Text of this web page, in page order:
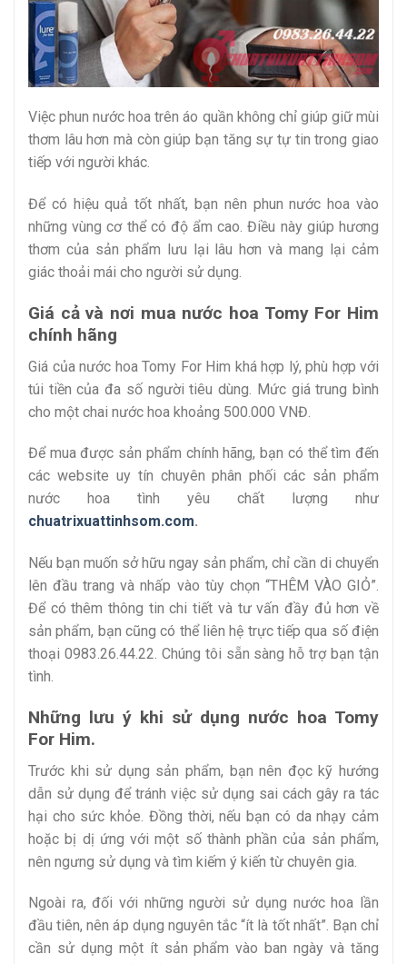
Việc phun nước hoa trên áo quần không chỉ giúp giữ mùi
thơm lâu hơn mà còn giúp bạn tăng sự tự tin trong giao
tiếp với người khác.
Để có hiệu quả tốt nhất, bạn nên phun nước hoa vào
những vùng cơ thể có độ ẩm cao. Điều này giúp hương
thơm của sản phẩm lưu lại lâu hơn và mang lại cảm
giác thoải mái cho người sử dụng.
Giá cả và nơi mua nước hoa Tomy For Him
chính hãng
Giá của nước hoa Tomy For Him khá hợp lý, phù hợp với
túi tiền của đa số người tiêu dùng. Mức giá trung bình
cho một chai nước hoa khoảng 500.000 VNĐ.
Để mua được sản phẩm chính hãng, bạn có thể tìm đến
các website uy tín chuyên phân phối các sản phẩm
nước hoa tình yêu chất lượng như
chuatrixuattinhsom.com.
Nếu bạn muốn sở hữu ngay sản phẩm, chỉ cần di chuyển
lên đầu trang và nhấp vào tùy chọn “THÊM VÀO GIỎ”.
Để có thêm thông tin chi tiết và tư vấn đầy đủ hơn về
sản phẩm, bạn cũng có thể liên hệ trực tiếp qua số điện
thoại 0983.26.44.22. Chúng tôi sẵn sàng hỗ trợ bạn tận
tình.
Những lưu ý khi sử dụng nước hoa Tomy
For Him.
Trước khi sử dụng sản phẩm, bạn nên đọc kỹ hướng
dẫn sử dụng để tránh việc sử dụng sai cách gây ra tác
hại cho sức khỏe. Đồng thời, nếu bạn có da nhạy cảm
hoặc bị dị ứng với một số thành phần của sản phẩm,
nên ngưng sử dụng và tìm kiếm ý kiến từ chuyên gia.
Ngoài ra, đối với những người sử dụng nước hoa lần
đầu tiên, nên áp dụng nguyên tắc “ít là tốt nhất”. Bạn chỉ
cần sử dụng một ít sản phẩm vào ban ngày và tăng